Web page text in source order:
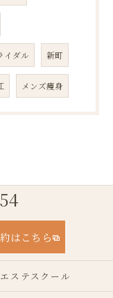
イダル 新町
メンズ痩身
はこちら
エステスクール